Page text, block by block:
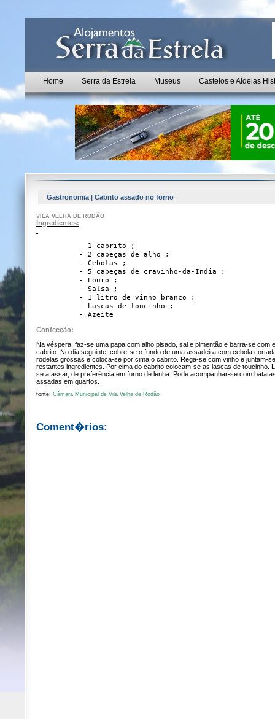
Home Serra da Estrela Museus Castelos e Aldeias
Gastronomia | Cabrito assado no forno
VILA VELHA DE RODÃO
Ingredientes:
- 1 cabrito ;
- 2 cabeças de alho ;
- Cebolas ;
- 5 cabeças de cravinho-da-India ;
- Louro ;
- Salsa ;
- 1 litro de vinho branco ;
- Lascas de toucinho ;
- Azeite
Confecção:
Na véspera, faz-se uma papa com alho pisado, sal e pimentão e barra-se com
cabrito. No dia seguinte, cobre-se o fundo de uma assadeira com cebola
rodelas grossas e coloca-se por cima o cabrito. Rega-se com vinho e juntam-
restantes ingredientes. Por cima do cabrito colocam-se as lascas de toucinho.
se a assar, de preferência em forno de lenha. Pode acompanhar-se com
assadas em quartos.
fonte: Câmara Municipal de Vila Velha de Rodão
Coment�rios: